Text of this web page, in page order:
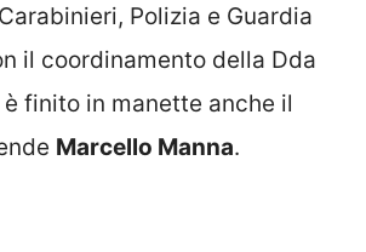
Polizia e Guardia
il coordinamento della Dda
finito in manette anche il
Marcello Manna.